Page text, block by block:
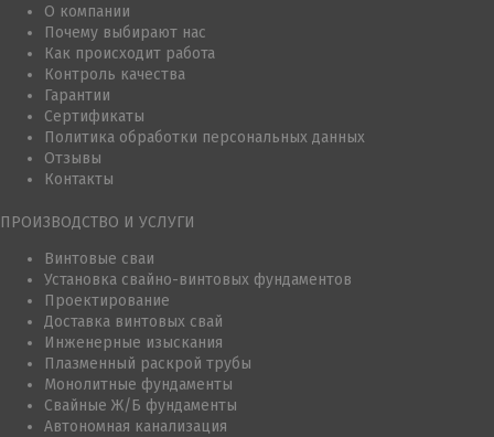
О компании
Почему выбирают нас
Как происходит работа
Контроль качества
Гарантии
Сертификаты
Политика обработки персональных данных
Отзывы
Контакты
ПРОИЗВОДСТВО И УСЛУГИ
Винтовые сваи
Установка свайно-винтовых фундаментов
Проектирование
Доставка винтовых свай
Инженерные изыскания
Плазменный раскрой трубы
Монолитные фундаменты
Свайные Ж/Б фундаменты
Автономная канализация